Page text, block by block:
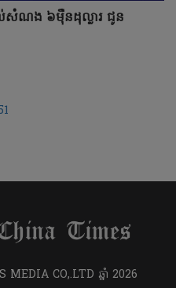
សំណង ៦ម៉ឺនដុល្លារ ជូន
CO,.LTD ឆ្នាំ​ 2026